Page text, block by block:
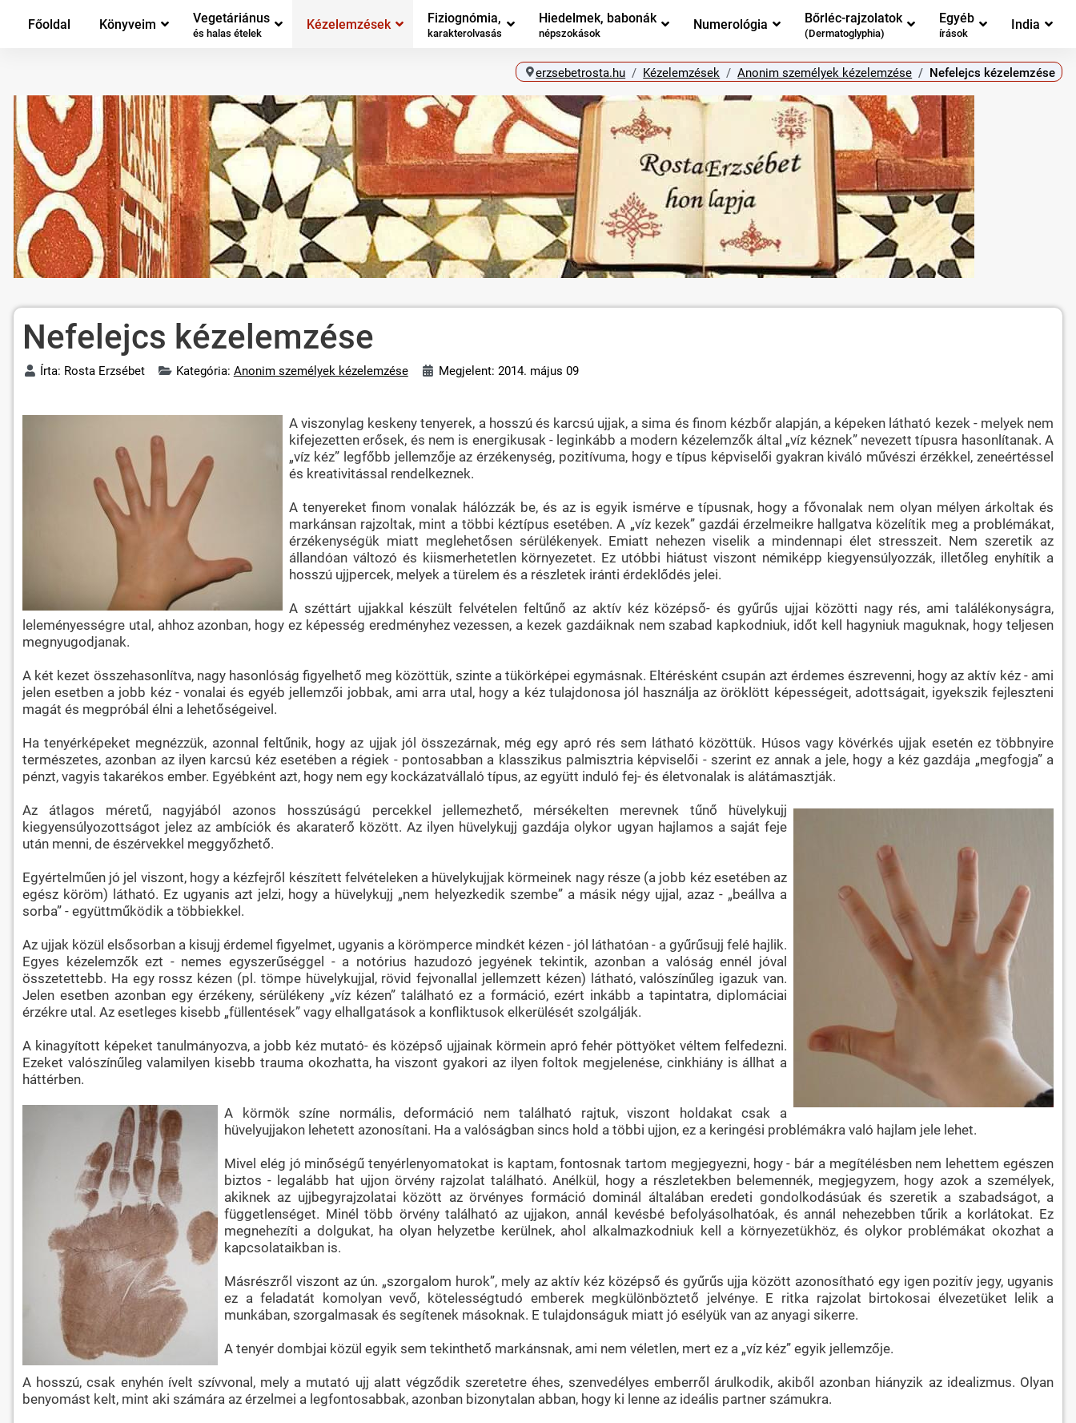
Főoldal Könyveim Vegetáriánus
és halas ételek
Kézelemzések Fiziognómia,
karakterolvasás
Hiedelmek, babonák
népszokások
Numerológia Bőrléc-rajzolatok
(Dermatoglyphia)
Egyéb
írások
India
erzsebetrosta.hu Kézelemzések Anonim személyek kézelemzése Nefelejcs kézelemzése
Nefelejcs kézelemzése
Írta: Rosta Erzsébet Kategória: Anonim személyek kézelemzése Megjelent: 2014. május 09
A viszonylag keskeny tenyerek, a hosszú és karcsú ujjak, a sima és finom kézbőr alapján, a képeken látható kezek - melyek nem
kifejezetten erősek, és nem is energikusak - leginkább a modern kézelemzők által „víz kéznek” nevezett típusra hasonlítanak. A
„víz kéz” legfőbb jellemzője az érzékenység, pozitívuma, hogy e típus képviselői gyakran kiváló művészi érzékkel, zeneértéssel
és kreativitással rendelkeznek.
A tenyereket finom vonalak hálózzák be, és az is egyik ismérve e típusnak, hogy a fővonalak nem olyan mélyen árkoltak és
markánsan rajzoltak, mint a többi kéztípus esetében. A „víz kezek” gazdái érzelmeikre hallgatva közelítik meg a problémákat,
érzékenységük miatt meglehetősen sérülékenyek. Emiatt nehezen viselik a mindennapi élet stresszeit. Nem szeretik az
állandóan változó és kiismerhetetlen környezetet. Ez utóbbi hiátust viszont némiképp kiegyensúlyozzák, illetőleg enyhítik a
hosszú ujjpercek, melyek a türelem és a részletek iránti érdeklődés jelei.
A széttárt ujjakkal készült felvételen feltűnő az aktív kéz középső- és gyűrűs ujjai közötti nagy rés, ami találékonyságra,
leleményességre utal, ahhoz azonban, hogy ez képesség eredményhez vezessen, a kezek gazdáiknak nem szabad kapkodniuk, időt kell hagyniuk maguknak, hogy teljesen
megnyugodjanak.
A két kezet összehasonlítva, nagy hasonlóság figyelhető meg közöttük, szinte a tükörképei egymásnak. Eltérésként csupán azt érdemes észrevenni, hogy az aktív kéz - ami
jelen esetben a jobb kéz - vonalai és egyéb jellemzői jobbak, ami arra utal, hogy a kéz tulajdonosa jól használja az öröklött képességeit, adottságait, igyekszik fejleszteni
magát és megpróbál élni a lehetőségeivel.
Ha tenyérképeket megnézzük, azonnal feltűnik, hogy az ujjak jól összezárnak, még egy apró rés sem látható közöttük. Húsos vagy kövérkés ujjak esetén ez többnyire
természetes, azonban az ilyen karcsú kéz esetében a régiek - pontosabban a klasszikus palmisztria képviselői - szerint ez annak a jele, hogy a kéz gazdája „megfogja” a
pénzt, vagyis takarékos ember. Egyébként azt, hogy nem egy kockázatvállaló típus, az együtt induló fej- és életvonalak is alátámasztják.
Az átlagos méretű, nagyjából azonos hosszúságú percekkel jellemezhető, mérsékelten merevnek tűnő hüvelykujj
kiegyensúlyozottságot jelez az ambíciók és akaraterő között. Az ilyen hüvelykujj gazdája olykor ugyan hajlamos a saját feje
után menni, de észérvekkel meggyőzhető.
Egyértelműen jó jel viszont, hogy a kézfejről készített felvételeken a hüvelykujjak körmeinek nagy része (a jobb kéz esetében az
egész köröm) látható. Ez ugyanis azt jelzi, hogy a hüvelykujj „nem helyezkedik szembe” a másik négy ujjal, azaz - „beállva a
sorba” - együttműködik a többiekkel.
Az ujjak közül elsősorban a kisujj érdemel figyelmet, ugyanis a körömperce mindkét kézen - jól láthatóan - a gyűrűsujj felé hajlik.
Egyes kézelemzők ezt - nemes egyszerűséggel - a notórius hazudozó jegyének tekintik, azonban a valóság ennél jóval
összetettebb. Ha egy rossz kézen (pl. tömpe hüvelykujjal, rövid fejvonallal jellemzett kézen) látható, valószínűleg igazuk van.
Jelen esetben azonban egy érzékeny, sérülékeny „víz kézen” található ez a formáció, ezért inkább a tapintatra, diplomáciai
érzékre utal. Az esetleges kisebb „füllentések” vagy elhallgatások a konfliktusok elkerülését szolgálják.
A kinagyított képeket tanulmányozva, a jobb kéz mutató- és középső ujjainak körmein apró fehér pöttyöket véltem felfedezni.
Ezeket valószínűleg valamilyen kisebb trauma okozhatta, ha viszont gyakori az ilyen foltok megjelenése, cinkhiány is állhat a
háttérben.
A körmök színe normális, deformáció nem található rajtuk, viszont holdakat csak a
hüvelyujjakon lehetett azonosítani. Ha a valóságban sincs hold a többi ujjon, ez a keringési problémákra való hajlam jele lehet.
Mivel elég jó minőségű tenyérlenyomatokat is kaptam, fontosnak tartom megjegyezni, hogy - bár a megítélésben nem lehettem egészen
biztos - legalább hat ujjon örvény rajzolat található. Anélkül, hogy a részletekben belemennék, megjegyzem, hogy azok a személyek,
akiknek az ujjbegyrajzolatai között az örvényes formáció dominál általában eredeti gondolkodásúak és szeretik a szabadságot, a
függetlenséget. Minél több örvény található az ujjakon, annál kevésbé befolyásolhatóak, és annál nehezebben tűrik a korlátokat. Ez
megnehezíti a dolgukat, ha olyan helyzetbe kerülnek, ahol alkalmazkodniuk kell a környezetükhöz, és olykor problémákat okozhat a
kapcsolataikban is.
Másrészről viszont az ún. „szorgalom hurok”, mely az aktív kéz középső és gyűrűs ujja között azonosítható egy igen pozitív jegy, ugyanis
ez a feladatát komolyan vevő, kötelességtudó emberek megkülönböztető jelvénye. E ritka rajzolat birtokosai élvezetüket lelik a
munkában, szorgalmasak és segítenek másoknak. E tulajdonságuk miatt jó esélyük van az anyagi sikerre.
A tenyér dombjai közül egyik sem tekinthető markánsnak, ami nem véletlen, mert ez a „víz kéz” egyik jellemzője.
A hosszú, csak enyhén ívelt szívvonal, mely a mutató ujj alatt végződik szeretetre éhes, szenvedélyes emberről árulkodik, akiből azonban hiányzik az idealizmus. Olyan
benyomást kelt, mint aki számára az érzelmei a legfontosabbak, azonban bizonytalan abban, hogy ki lenne az ideális partner számukra.